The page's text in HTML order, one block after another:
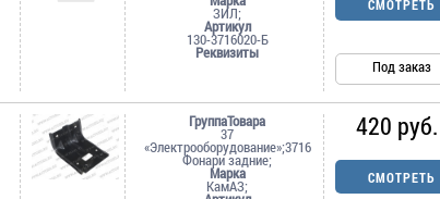
ЗИЛ;
Артикул
130-3716020-Б
Реквизиты
СМОТРЕТЬ
Под заказ
ГруппаТовара
37
«Электрооборудование»;3716
Фонари задние;
Марка
КамАЗ;
420 руб.
СМОТРЕТЬ